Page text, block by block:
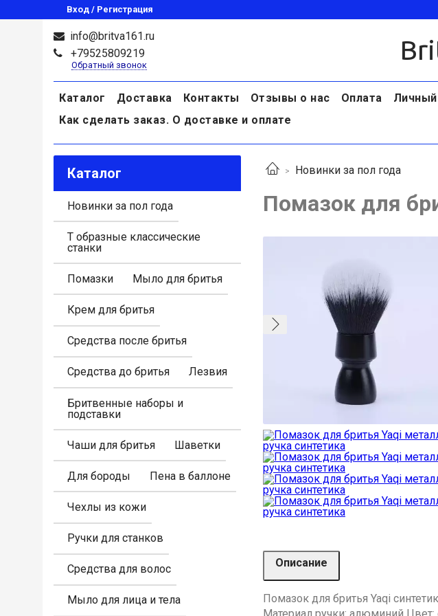
Вход / Регистрация
info@britva161.ru
+79525809219
Обратный звонок
Каталог Доставка Контакты Отзывы о нас Оплата
Личный
Как сделать заказ. О доставке и оплате
Новинки за пол года
Помазок для
Описание
Помазок для бритья Yaqi
Каталог
Новинки за пол года
Т образные классические
станки
Помазки Мыло для бритья
Крем для бритья
Средства после бритья
Средства до бритья Лезвия
Бритвенные наборы и
подставки
Чаши для бритья Шаветки
Для бороды Пена в баллоне
Чехлы из кожи
Ручки для станков
Средства для волос
Мыло для лица и тела